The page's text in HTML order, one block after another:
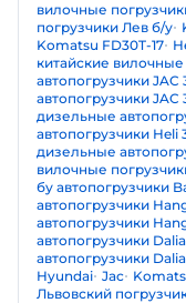
вилочные
погрузчики Лев б/у
Komatsu FD30T-17
китайские
автопогрузчики JAC
автопогрузчики JAC
дизельные
автопогрузчики Heli
дизельные
вилочные
бу автопогрузчики
автопогрузчики
автопогрузчики
автопогрузчики
автопогрузчики
Hyundai Jac
Львовский